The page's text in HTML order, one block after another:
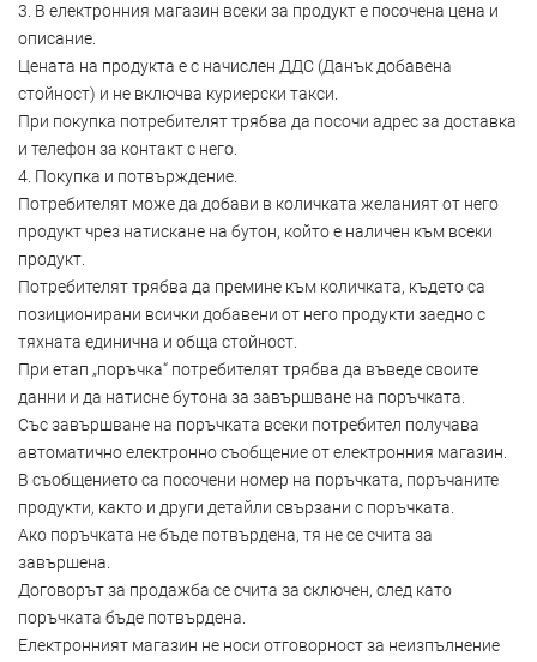
3. В електронния магазин всеки за продукт е посочена цена и
описание.
Цената на продукта е с начислен ДДС (Данък добавена
стойност) и не включва куриерски такси.
При покупка потребителят трябва да посочи адрес за доставка
и телефон за контакт с него.
4. Покупка и потвърждение.
Потребителят може да добави в количката желаният от него
продукт чрез натискане на бутон, който е наличен към всеки
продукт.
Потребителят трябва да премине към количката, където са
позиционирани всички добавени от него продукти заедно с
тяхната единична и обща стойност.
При етап „поръчка“ потребителят трябва да въведе своите
данни и да натисне бутона за завършване на поръчката.
Със завършване на поръчката всеки потребител получава
автоматично електронно съобщение от електронния магазин.
В съобщението са посочени номер на поръчката, поръчаните
продукти, както и други детайли свързани с поръчката.
Ако поръчката не бъде потвърдена, тя не се счита за
завършена.
Договорът за продажба се счита за сключен, след като
поръчката бъде потвърдена.
Електронният магазин не носи отговорност за неизпълнение